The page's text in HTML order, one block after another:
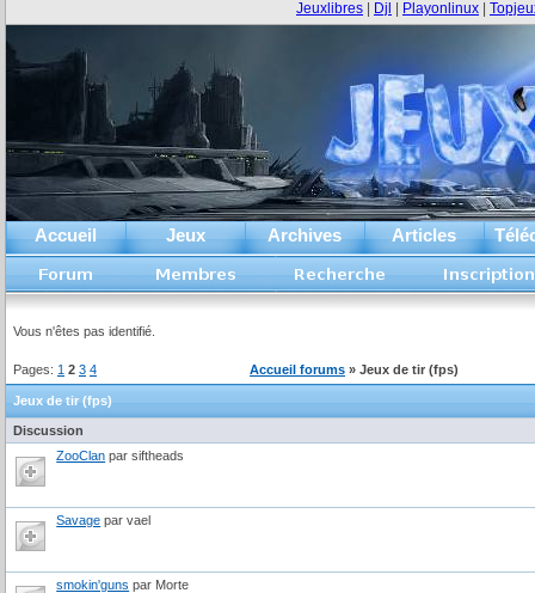
Accueil Jeux Archives Articles
Jeuxlibres Djl Playonlinux
Vous n'êtes pas identifié.
Pages: 1 2 3 4 Accueil forums » Jeux de tir (fps)
Jeux de tir (fps)
Discussion
ZooClan par siftheads
Savage par vael
smokin'guns par Morte